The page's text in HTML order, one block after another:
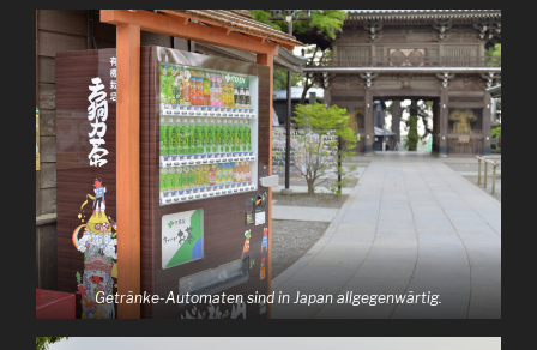
Getränke-Automaten sind in Japan allgegenwärtig.